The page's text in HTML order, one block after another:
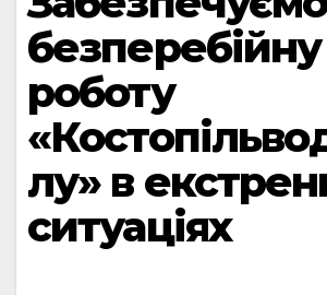
безперебійну
роботу
лу» в
ситуаціях